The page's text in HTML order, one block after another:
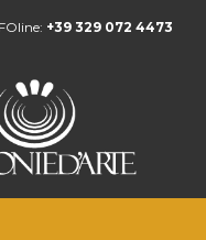
+39 329 072 4473